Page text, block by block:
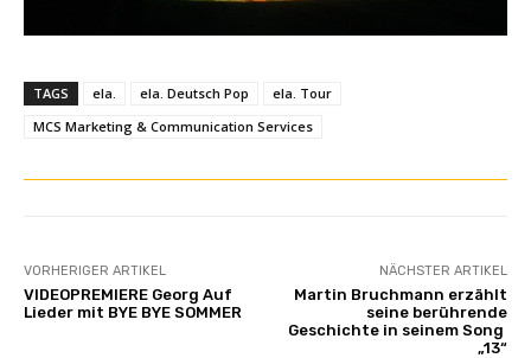
TAGS ela. ela. Deutsch Pop
ela. Tour
MCS Marketing & Communication Services
VORHERIGER ARTIKEL
VIDEOPREMIERE Georg Auf
Lieder mit BYE BYE SOMMER
NÄCHSTER ARTIKEL
Martin Bruchmann erzählt
seine berührende
Geschichte in seinem Song
„13“